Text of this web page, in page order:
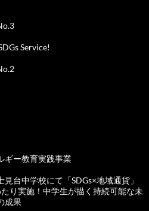
Service!
ギー教育実践事業
見台中学校にて「SDGs×地域通貨」
り実施！中学生が描く持続可能な未
成果